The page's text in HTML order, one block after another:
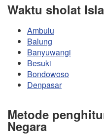
Waktu sholat
Ambulu
Balung
Banyuwangi
Besuki
Bondowoso
Denpasar
Metode
Negara